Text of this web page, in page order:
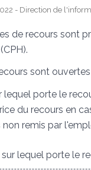
- Direction de
de recours sont
sont
lequel porte le
du recours en
remis par
lequel porte le